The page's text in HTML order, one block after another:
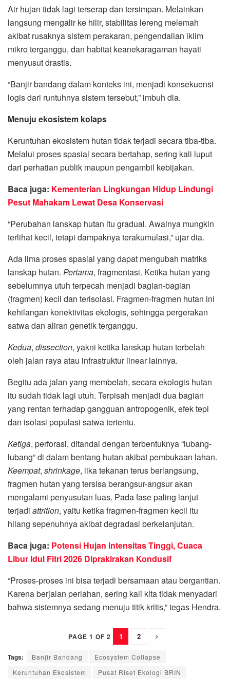
Air hujan tidak lagi terserap dan tersimpan. Melainkan
langsung mengalir ke hilir, stabilitas lereng melemah
akibat rusaknya sistem perakaran, pengendalian iklim
mikro terganggu, dan habitat keanekaragaman hayati
menyusut drastis.
“Banjir bandang dalam konteks ini, menjadi konsekuensi
logis dari runtuhnya sistem tersebut,” imbuh dia.
Menuju ekosistem kolaps
Keruntuhan ekosistem hutan tidak terjadi secara tiba-tiba.
Melalui proses spasial secara bertahap, sering kali luput
dari perhatian publik maupun pengambil kebijakan.
Baca juga: Kementerian Lingkungan Hidup Lindungi
Pesut Mahakam Lewat Desa Konservasi
“Perubahan lanskap hutan itu gradual. Awalnya mungkin
terlihat kecil, tetapi dampaknya terakumulasi,” ujar dia.
Ada lima proses spasial yang dapat mengubah matriks
lanskap hutan. Pertama, fragmentasi. Ketika hutan yang
sebelumnya utuh terpecah menjadi bagian-bagian
(fragmen) kecil dan terisolasi. Fragmen-fragmen hutan ini
kehilangan konektivitas ekologis, sehingga pergerakan
satwa dan aliran genetik terganggu.
Kedua, dissection, yakni ketika lanskap hutan terbelah
oleh jalan raya atau infrastruktur linear lainnya.
Begitu ada jalan yang membelah, secara ekologis hutan
itu sudah tidak lagi utuh. Terpisah menjadi dua bagian
yang rentan terhadap gangguan antropogenik, efek tepi
dan isolasi populasi satwa tertentu.
Ketiga, perforasi, ditandai dengan terbentuknya “lubang-
lubang” di dalam bentang hutan akibat pembukaan lahan.
Keempat, shrinkage, iika tekanan terus berlangsung,
fragmen hutan yang tersisa berangsur-angsur akan
mengalami penyusutan luas. Pada fase paling lanjut
terjadi attrition, yaitu ketika fragmen-fragmen kecil itu
hilang sepenuhnya akibat degradasi berkelanjutan.
Baca juga: Potensi Hujan Intensitas Tinggi, Cuaca
Libur Idul Fitri 2026 Diprakirakan Kondusif
“Proses-proses ini bisa terjadi bersamaan atau bergantian.
Karena berjalan perlahan, sering kali kita tidak menyadari
bahwa sistemnya sedang menuju titik kritis,” tegas Hendra.
PAGE 1 OF 2 1 2
Tags: Banjir Bandang
Ecosystem Collapse
Keruntuhan Ekosistem
Pusat Riset Ekologi BRIN